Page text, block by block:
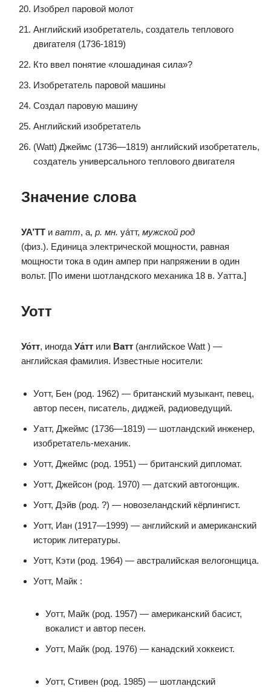
Изобрел паровой молот
Английский изобретатель, создатель теплового
двигателя (1736-1819)
Кто ввел понятие «лошадиная сила»?
Изобретатель паровой машины
Создал паровую машину
Английский изобретатель
(Watt) Джеймс (1736—1819) английский изобретатель,
создатель универсального теплового двигателя
Значение слова
УА’ТТ и ватт, а, р. мн. уа́тт, мужской род
(физ.). Единица электрической мощности, равная
мощности тока в один ампер при напряжении в один
вольт. [По имени шотландского механика 18 в. Уатта.]
Уотт
Уо́тт, иногда Уа́тт или Ватт (английское Watt ) —
английская фамилия. Известные носители:
Уотт, Бен (род. 1962) — британский музыкант, певец,
автор песен, писатель, диджей, радиоведущий.
Уатт, Джеймс (1736—1819) — шотландский инженер,
изобретатель-механик.
Уотт, Джеймс (род. 1951) — британский дипломат.
Уотт, Джейсон (род. 1970) — датский автогонщик.
Уотт, Дэйв (род. ?) — новозеландский кёрлингист.
Уотт, Иан (1917—1999) — английский и американский
историк литературы.
Уотт, Кэти (род. 1964) — австралийская велогонщица.
Уотт, Майк :
Уотт, Майк (род. 1957) — американский басист,
вокалист и автор песен.
Уотт, Майк (род. 1976) — канадский хоккеист.
Уотт, Стивен (род. 1985) — шотландский